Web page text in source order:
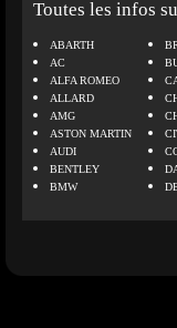
Toutes les infos
ABARTH
AC
ALFA ROMEO
ALLARD
AMG
ASTON MARTIN
AUDI
BENTLEY
BMW